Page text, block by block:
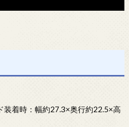
装着時：幅約27.3×奥行約22.5×高